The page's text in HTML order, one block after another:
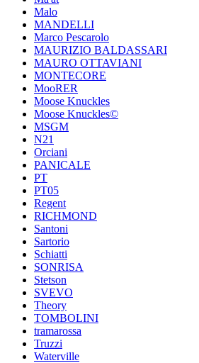
Malo
MANDELLI
Marco Pescarolo
MAURIZIO BALDASSARI
MAURO OTTAVIANI
MONTECORE
MooRER
Moose Knuckles
Moose Knuckles©️
MSGM
N21
Orciani
PANICALE
PT
PT05
Regent
RICHMOND
Santoni
Sartorio
Schiatti
SONRISA
Stetson
SVEVO
Theory
TOMBOLINI
tramarossa
Truzzi
Waterville